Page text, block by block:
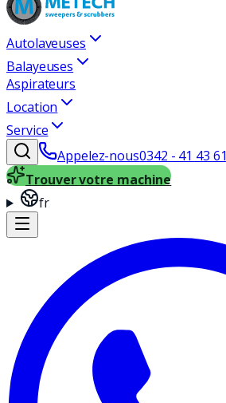
Autolaveuses
Balayeuses
Aspirateurs
Location
Service
Appelez-nous0342 - 41 43 61
Trouver votre machine
fr